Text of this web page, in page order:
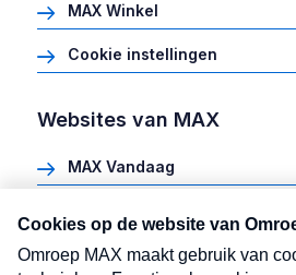
MAX Winkel
Cookie instellingen
Websites van MAX
MAX Vandaag
Meldpunt Actueel